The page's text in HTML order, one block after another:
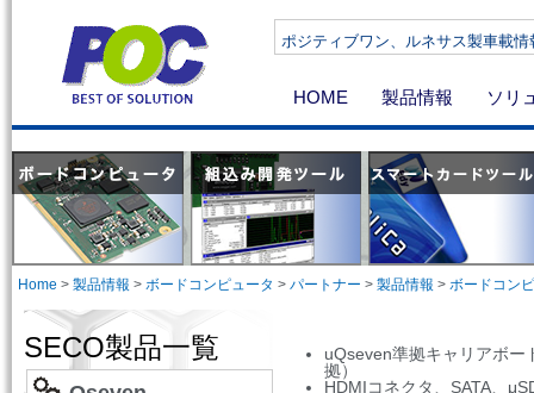
ポジティブワン、ルネサス製車載情報機器向けSoC
HOME 製品情報 ソリ
Home > 製品情報 > ボードコンピュータ > パートナー > 製品情報 > ボードコン
SECO製品一覧
uQseven準拠キャリアボ
拠）
HDMIコネクタ、SATA、